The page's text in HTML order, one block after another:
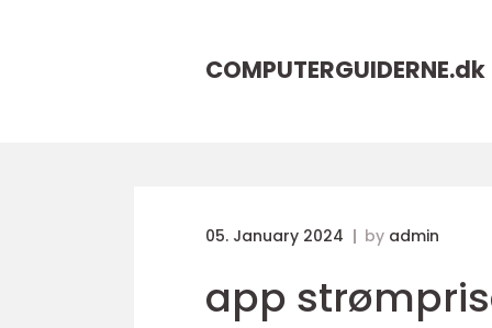
COMPUTERGUIDERNE.dk
05. January 2024 by admin
app